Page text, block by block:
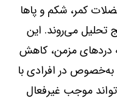
کمر، شکم و پاها
تحلیل می‌روند. این
مزمن، کاهش
در افرادی با
موجب غیرفعال